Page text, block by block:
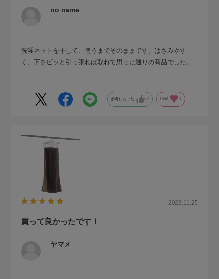
no name
洗濯ネットを干して、使うまでそのままです。はさみやす
く、下をピッと引っ張れば取れて思った通りの商品でした。
参考になった 0 Like! 1
2023.11.25
買って良かったです！
ヤマメ